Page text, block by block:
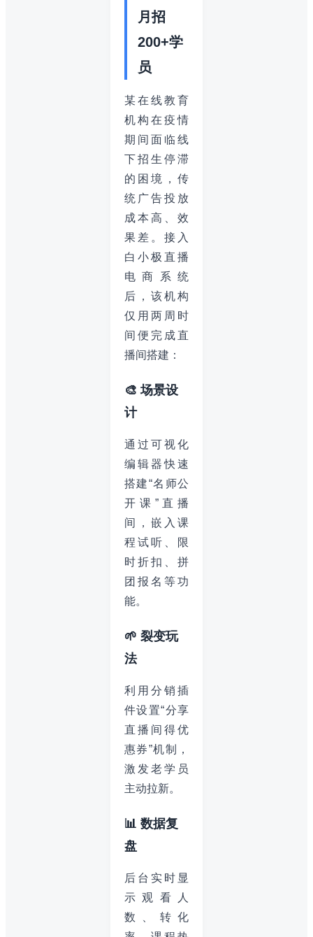
月招
200+学
员
某在线教育
机构在疫情
期间面临线
下招生停滞
的困境，传
统广告投放
成本高、效
果差。接入
白小极直播
电商系统
后，该机构
仅用两周时
间便完成直
播间搭建：
🎨 场景设
计
通过可视化
编辑器快速
搭建“名师公
开课”直播
间，嵌入课
程试听、限
时折扣、拼
团报名等功
能。
🌱 裂变玩
法
利用分销插
件设置“分享
直播间得优
惠券”机制，
激发老学员
主动拉新。
📊 数据复
盘
后台实时显
示观看人
数、转化